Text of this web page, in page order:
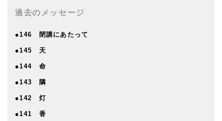
過去のメッセージ
●146 閉講にあたって
●145 天
●144 命
●143 隣
●142 灯
●141 香